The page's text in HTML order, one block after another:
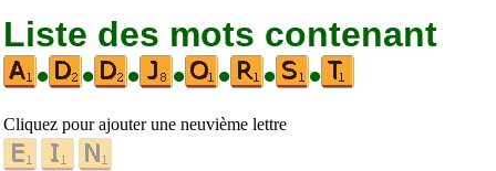
Liste des mots contenant
•
• • • • • •
Cliquez pour ajouter une neuvième lettre